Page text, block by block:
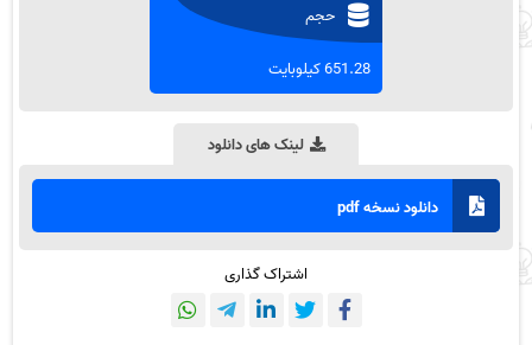
حجم
651.28 کیلوبایت
لینک های دانلود
دانلود نسخه pdf
اشتراک گذاری